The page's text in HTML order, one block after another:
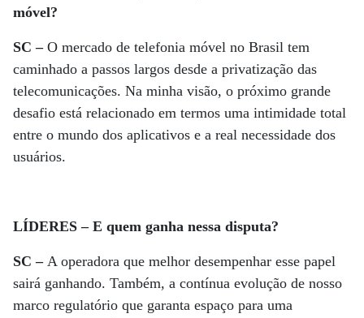
móvel?
SC –O mercado de telefonia móvel no Brasil tem
caminhado a passos largos desde a privatização das
telecomunicações. Na minha visão, o próximo grande
desafio está relacionado em termos uma intimidade total
entre o mundo dos aplicativos e a real necessidade dos
usuários.
LÍDERES – E quem ganha nessa disputa?
SC – A operadora que melhor desempenhar esse papel
sairá ganhando. Também, a contínua evolução de nosso
marco regulatório que garanta espaço para uma